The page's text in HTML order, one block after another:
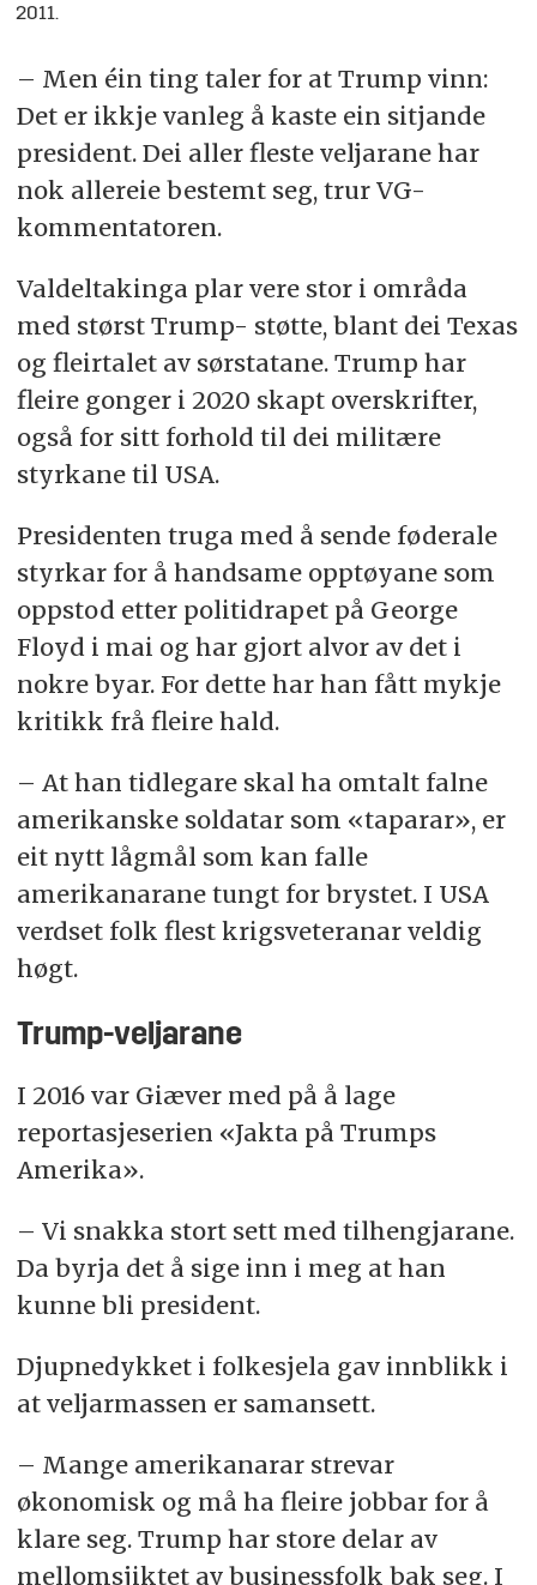
2011.
– Men éin ting taler for at Trump vinn:
Det er ikkje vanleg å kaste ein sitjande
president. Dei aller fleste veljarane har
nok allereie bestemt seg, trur VG-
kommentatoren.
Valdeltakinga plar vere stor i områda
med størst Trump- støtte, blant dei Texas
og fleirtalet av sørstatane. Trump har
fleire gonger i 2020 skapt overskrifter,
også for sitt forhold til dei militære
styrkane til USA.
Presidenten truga med å sende føderale
styrkar for å handsame opptøyane som
oppstod etter politidrapet på George
Floyd i mai og har gjort alvor av det i
nokre byar. For dette har han fått mykje
kritikk frå fleire hald.
– At han tidlegare skal ha omtalt falne
amerikanske soldatar som «taparar», er
eit nytt lågmål som kan falle
amerikanarane tungt for brystet. I USA
verdset folk flest krigsveteranar veldig
høgt.
Trump-veljarane
I 2016 var Giæver med på å lage
reportasjeserien «Jakta på Trumps
Amerika».
– Vi snakka stort sett med tilhengjarane.
Da byrja det å sige inn i meg at han
kunne bli president.
Djupnedykket i folkesjela gav innblikk i
at veljarmassen er samansett.
– Mange amerikanarar strevar
økonomisk og må ha fleire jobbar for å
klare seg. Trump har store delar av
mellomsjiktet av businessfolk bak seg. I